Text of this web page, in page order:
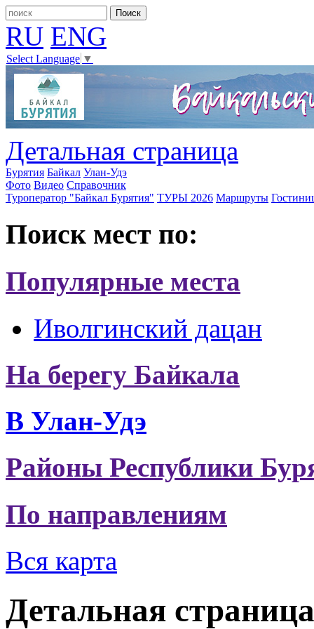
RU ENG
Select Language ▼
Детальная страница
Бурятия Байкал Улан-Удэ
Фото Видео Справочник
Туроператор "Байкал Бурятия" ТУРЫ 2026 Маршруты
Поиск мест по:
Популярные места
Иволгинский дацан
На берегу Байкала
В Улан-Удэ
Районы Республики
По направлениям
Вся карта
Детальная страница